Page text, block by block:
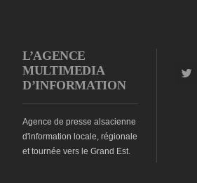
L’AGENCE
MULTIMEDIA
D’INFORMATION
Agence de presse alsacienne
d'information locale, régionale
et tournée vers le Grand Est.